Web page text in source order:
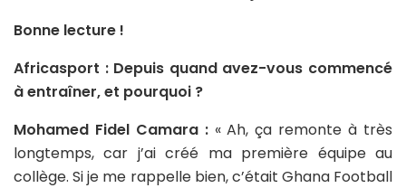
Bonne lecture !
Africasport : Depuis quand avez-vous commencé
à entraîner, et pourquoi ?
Mohamed Fidel Camara :« Ah, ça remonte à très
longtemps, car j’ai créé ma première équipe au
collège. Si je me rappelle bien, c’était Ghana Football